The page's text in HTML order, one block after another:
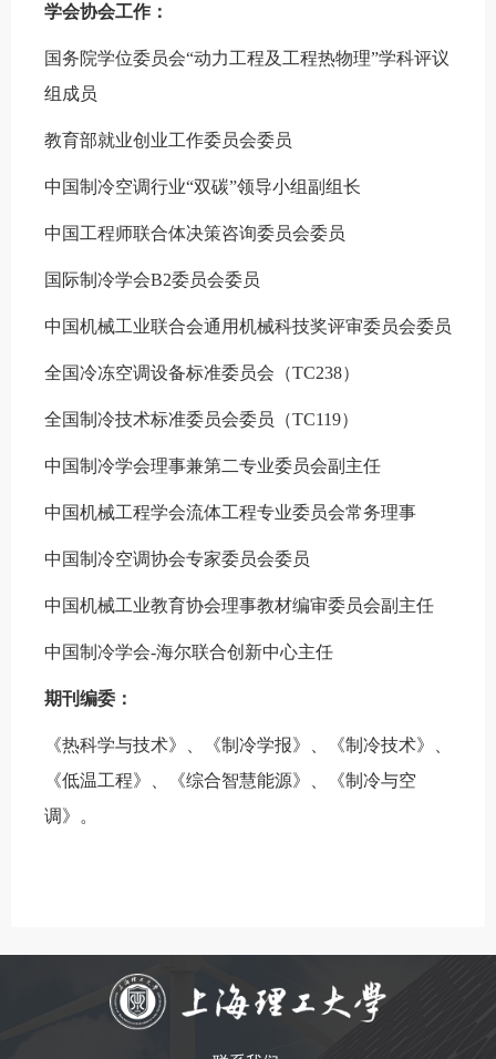
学会协会工作：
国务院学位委员会“动力工程及工程热物理”学科评议
组成员
教育部就业创业工作委员会委员
中国制冷空调行业“双碳”领导小组副组长
中国工程师联合体决策咨询委员会委员
国际制冷学会B2委员会委员
中国机械工业联合会通用机械科技奖评审委员会委员
全国冷冻空调设备标准委员会（TC238）
全国制冷技术标准委员会委员（TC119）
中国制冷学会理事兼第二专业委员会副主任
中国机械工程学会流体工程专业委员会常务理事
中国制冷空调协会专家委员会委员
中国机械工业教育协会理事教材编审委员会副主任
中国制冷学会-海尔联合创新中心主任
期刊编委：
《热科学与技术》、《制冷学报》、《制冷技术》、
《低温工程》、《综合智慧能源》、《制冷与空
调》。